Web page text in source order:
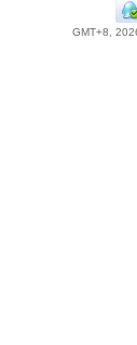
GMT+8,